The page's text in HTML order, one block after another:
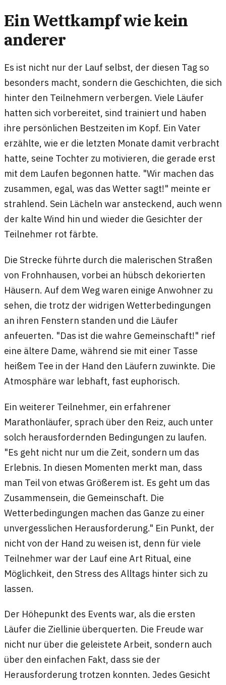
Ein Wettkampf wie kein
anderer
Es ist nicht nur der Lauf selbst, der diesen Tag so
besonders macht, sondern die Geschichten, die sich
hinter den Teilnehmern verbergen. Viele Läufer
hatten sich vorbereitet, sind trainiert und haben
ihre persönlichen Bestzeiten im Kopf. Ein Vater
erzählte, wie er die letzten Monate damit verbracht
hatte, seine Tochter zu motivieren, die gerade erst
mit dem Laufen begonnen hatte. "Wir machen das
zusammen, egal, was das Wetter sagt!" meinte er
strahlend. Sein Lächeln war ansteckend, auch wenn
der kalte Wind hin und wieder die Gesichter der
Teilnehmer rot färbte.
Die Strecke führte durch die malerischen Straßen
von Frohnhausen, vorbei an hübsch dekorierten
Häusern. Auf dem Weg waren einige Anwohner zu
sehen, die trotz der widrigen Wetterbedingungen
an ihren Fenstern standen und die Läufer
anfeuerten. "Das ist die wahre Gemeinschaft!" rief
eine ältere Dame, während sie mit einer Tasse
heißem Tee in der Hand den Läufern zuwinkte. Die
Atmosphäre war lebhaft, fast euphorisch.
Ein weiterer Teilnehmer, ein erfahrener
Marathonläufer, sprach über den Reiz, auch unter
solch herausfordernden Bedingungen zu laufen.
"Es geht nicht nur um die Zeit, sondern um das
Erlebnis. In diesen Momenten merkt man, dass
man Teil von etwas Größerem ist. Es geht um das
Zusammensein, die Gemeinschaft. Die
Wetterbedingungen machen das Ganze zu einer
unvergesslichen Herausforderung." Ein Punkt, der
nicht von der Hand zu weisen ist, denn für viele
Teilnehmer war der Lauf eine Art Ritual, eine
Möglichkeit, den Stress des Alltags hinter sich zu
lassen.
Der Höhepunkt des Events war, als die ersten
Läufer die Ziellinie überquerten. Die Freude war
nicht nur über die geleistete Arbeit, sondern auch
über den einfachen Fakt, dass sie der
Herausforderung trotzen konnten. Jedes Gesicht